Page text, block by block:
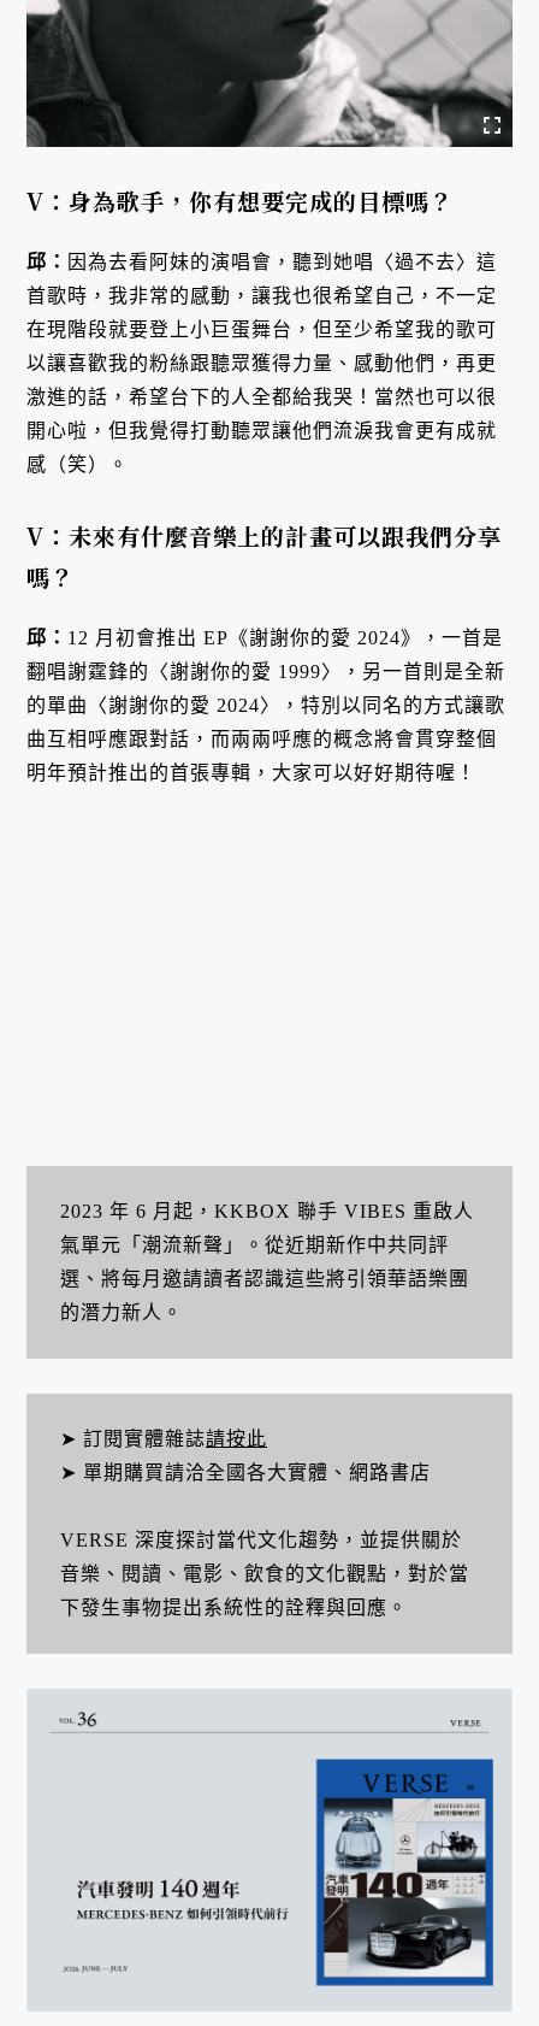
V：身為歌手，你有想要完成的目標嗎？
邱： 因為去看阿妹的演唱會，聽到她唱〈過不去〉這
首歌時，我非常的感動，讓我也很希望自己，不一定
在現階段就要登上小巨蛋舞台，但至少希望我的歌可
以讓喜歡我的粉絲跟聽眾獲得力量、感動他們，再更
激進的話，希望台下的人全都給我哭！當然也可以很
開心啦，但我覺得打動聽眾讓他們流淚我會更有成就
感（笑）。
V：未來有什麼音樂上的計畫可以跟我們分享
嗎？
邱： 12 月初會推出 EP《謝謝你的愛 2024》，一首是
翻唱謝霆鋒的〈謝謝你的愛 1999〉，另一首則是全新
的單曲〈謝謝你的愛 2024〉，特別以同名的方式讓歌
曲互相呼應跟對話，而兩兩呼應的概念將會貫穿整個
明年預計推出的首張專輯，大家可以好好期待喔！
2023 年 6 月起，KKBOX 聯手 VIBES 重啟人
氣單元「潮流新聲」。從近期新作中共同評
選、將每月邀請讀者認識這些將引領華語樂團
的潛力新人。
➤ 訂閱實體雜誌請按此
➤ 單期購買請洽全國各大實體、網路書店
VERSE 深度探討當代文化趨勢，並提供關於
音樂、閱讀、電影、飲食的文化觀點，對於當
下發生事物提出系統性的詮釋與回應。